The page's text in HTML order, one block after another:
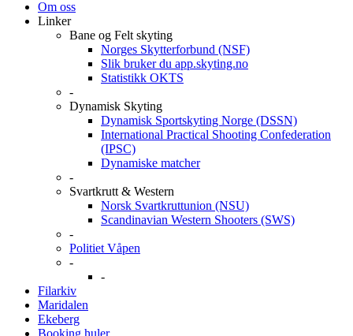
Om oss
Linker
Bane og Felt skyting
Norges Skytterforbund (NSF)
Slik bruker du app.skyting.no
Statistikk OKTS
-
Dynamisk Skyting
Dynamisk Sportskyting Norge (DSSN)
International Practical Shooting Confederation
(IPSC)
Dynamiske matcher
-
Svartkrutt & Western
Norsk Svartkruttunion (NSU)
Scandinavian Western Shooters (SWS)
-
Politiet Våpen
-
-
Filarkiv
Maridalen
Ekeberg